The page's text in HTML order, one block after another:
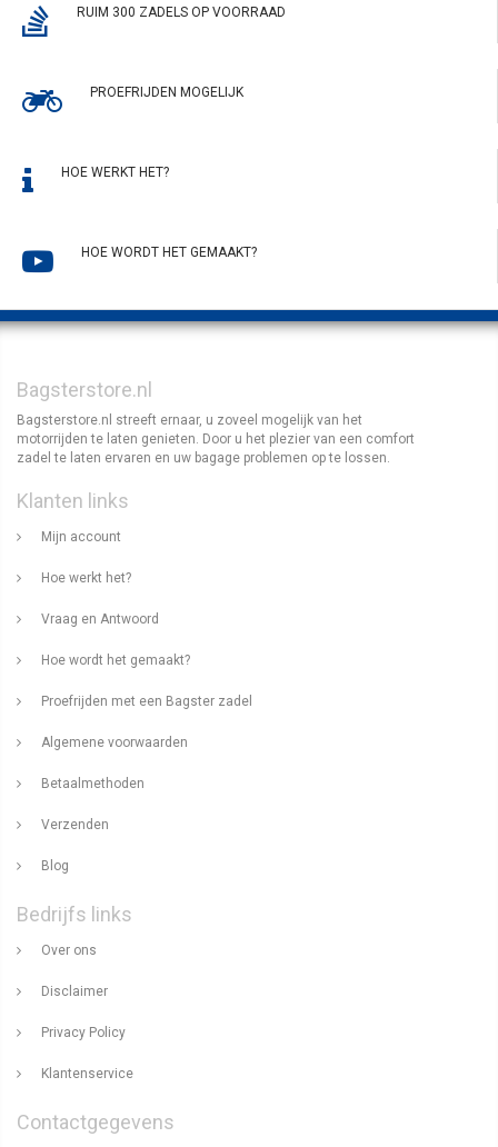
RUIM 300 ZADELS OP VOORRAAD
PROEFRIJDEN MOGELIJK
HOE WERKT HET?
HOE WORDT HET GEMAAKT?
Bagsterstore.nl
Bagsterstore.nl streeft ernaar, u zoveel mogelijk van het
motorrijden te laten genieten. Door u het plezier van een comfort
zadel te laten ervaren en uw bagage problemen op te lossen.
Klanten links
Mijn account
Hoe werkt het?
Vraag en Antwoord
Hoe wordt het gemaakt?
Proefrijden met een Bagster zadel
Algemene voorwaarden
Betaalmethoden
Verzenden
Blog
Bedrijfs links
Over ons
Disclaimer
Privacy Policy
Klantenservice
Contactgegevens